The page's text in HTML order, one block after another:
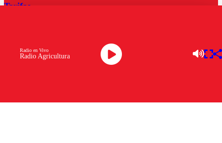
Radio Agricultura
Radio en Vivo
Tarifas
Descarga la APP